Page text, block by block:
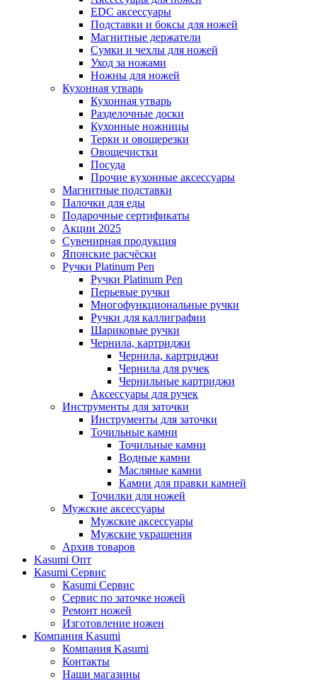
EDC аксессуары
Подставки и боксы для ножей
Магнитные держатели
Сумки и чехлы для ножей
Уход за ножами
Ножны для ножей
Кухонная утварь
Кухонная утварь
Разделочные доски
Кухонные ножницы
Терки и овощерезки
Овощечистки
Посуда
Прочие кухонные аксессуары
Магнитные подставки
Палочки для еды
Подарочные сертификаты
Акции 2025
Сувенирная продукция
Японские расчёски
Ручки Platinum Pen
Ручки Platinum Pen
Перьевые ручки
Многофункциональные ручки
Ручки для каллиграфии
Шариковые ручки
Чернила, картриджи
Чернила, картриджи
Чернила для ручек
Чернильные картриджи
Аксессуары для ручек
Инструменты для заточки
Инструменты для заточки
Точильные камни
Точильные камни
Водные камни
Масляные камни
Камни для правки камней
Точилки для ножей
Мужские аксессуары
Мужские аксессуары
Мужские украшения
Архив товаров
Kasumi Опт
Кasumi Сервис
Кasumi Сервис
Сервис по заточке ножей
Ремонт ножей
Изготовление ножен
Компания Kasumi
Компания Kasumi
Контакты
Наши магазины